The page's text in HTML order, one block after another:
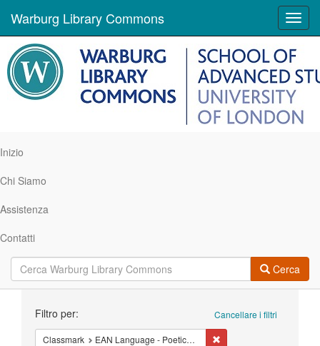
Warburg Library Commons
Inizio
Chi Siamo
Assistenza
Contatti
Cerca
Cancellare i filtri
Filtro per:
Classmark EAN Language - Poetics - Studies